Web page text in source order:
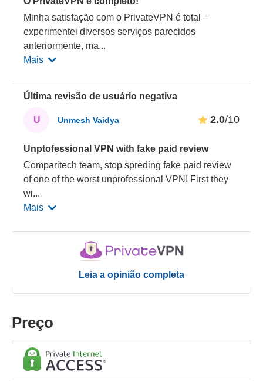
Minha satisfação com o PrivateVPN é total –
experimentei diversos serviços parecidos
anteriormente, ma...
Mais
Última revisão de usuário negativa
U Unmesh Vaidya 2.0/10
Unptofessional VPN with fake paid review
Comparitech team, stop spreding fake paid review
of one of the worst unprofessional VPN! First they
wi...
Mais
Leia a opinião completa
Preço